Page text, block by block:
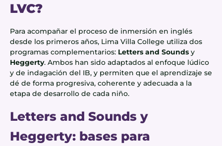
LVC?
Para acompañar el proceso de inmersión en inglés
desde los primeros años, Lima Villa College utiliza dos
programas complementarios: Letters and Sounds y
Heggerty. Ambos han sido adaptados al enfoque lúdico
y de indagación del IB, y permiten que el aprendizaje se
dé de forma progresiva, coherente y adecuada a la
etapa de desarrollo de cada niño.
Letters and Sounds y
Heggerty: bases para